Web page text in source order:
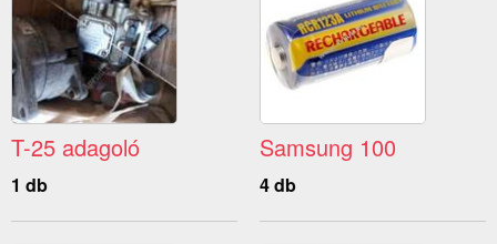
T-25 adagoló
1 db
Samsung 100
4 db